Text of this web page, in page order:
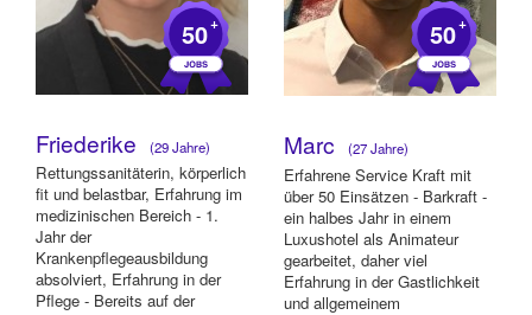
50+
Friederike (29 Jahre)
Rettungssanitäterin, körperlich
fit und belastbar, Erfahrung im
medizinischen Bereich - 1.
Jahr der
Krankenpflegeausbildung
absolviert, Erfahrung in der
Pflege - Bereits auf der
50+
Marc (27 Jahre)
Erfahrene Service Kraft mit
über 50 Einsätzen - Barkraft -
ein halbes Jahr in einem
Luxushotel als Animateur
gearbeitet, daher viel
Erfahrung in der Gastlichkeit
und allgemeinem